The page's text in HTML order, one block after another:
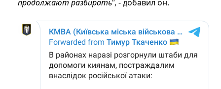
продолжают разбирать", - добавил он.